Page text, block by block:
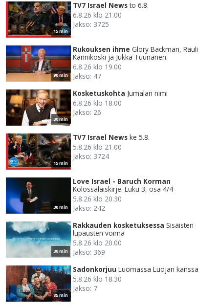
15 min
TV7 Israel News to 6.8.
6.8.26 klo 21.00
Jakso: 3725
90 min
Rukouksen ihme Glory Backman, Rauli
Kannikoski ja Jukka Tuunanen.
6.8.26 klo 19.00
Jakso: 47
30 min
Kosketuskohta Jumalan nimi
6.8.26 klo 18.00
Jakso: 26
15 min
TV7 Israel News ke 5.8.
5.8.26 klo 21.00
Jakso: 3724
30 min
Love Israel - Baruch Korman
Kolossalaiskirje. Luku 3, osa 4/4
5.8.26 klo 20.30
Jakso: 242
30 min
Rakkauden kosketuksessa Sisäisten
lupausten voima
5.8.26 klo 20.00
Jakso: 369
85 min
Sadonkorjuu Luomassa Luojan kanssa
5.8.26 klo 18.30
Jakso: 7